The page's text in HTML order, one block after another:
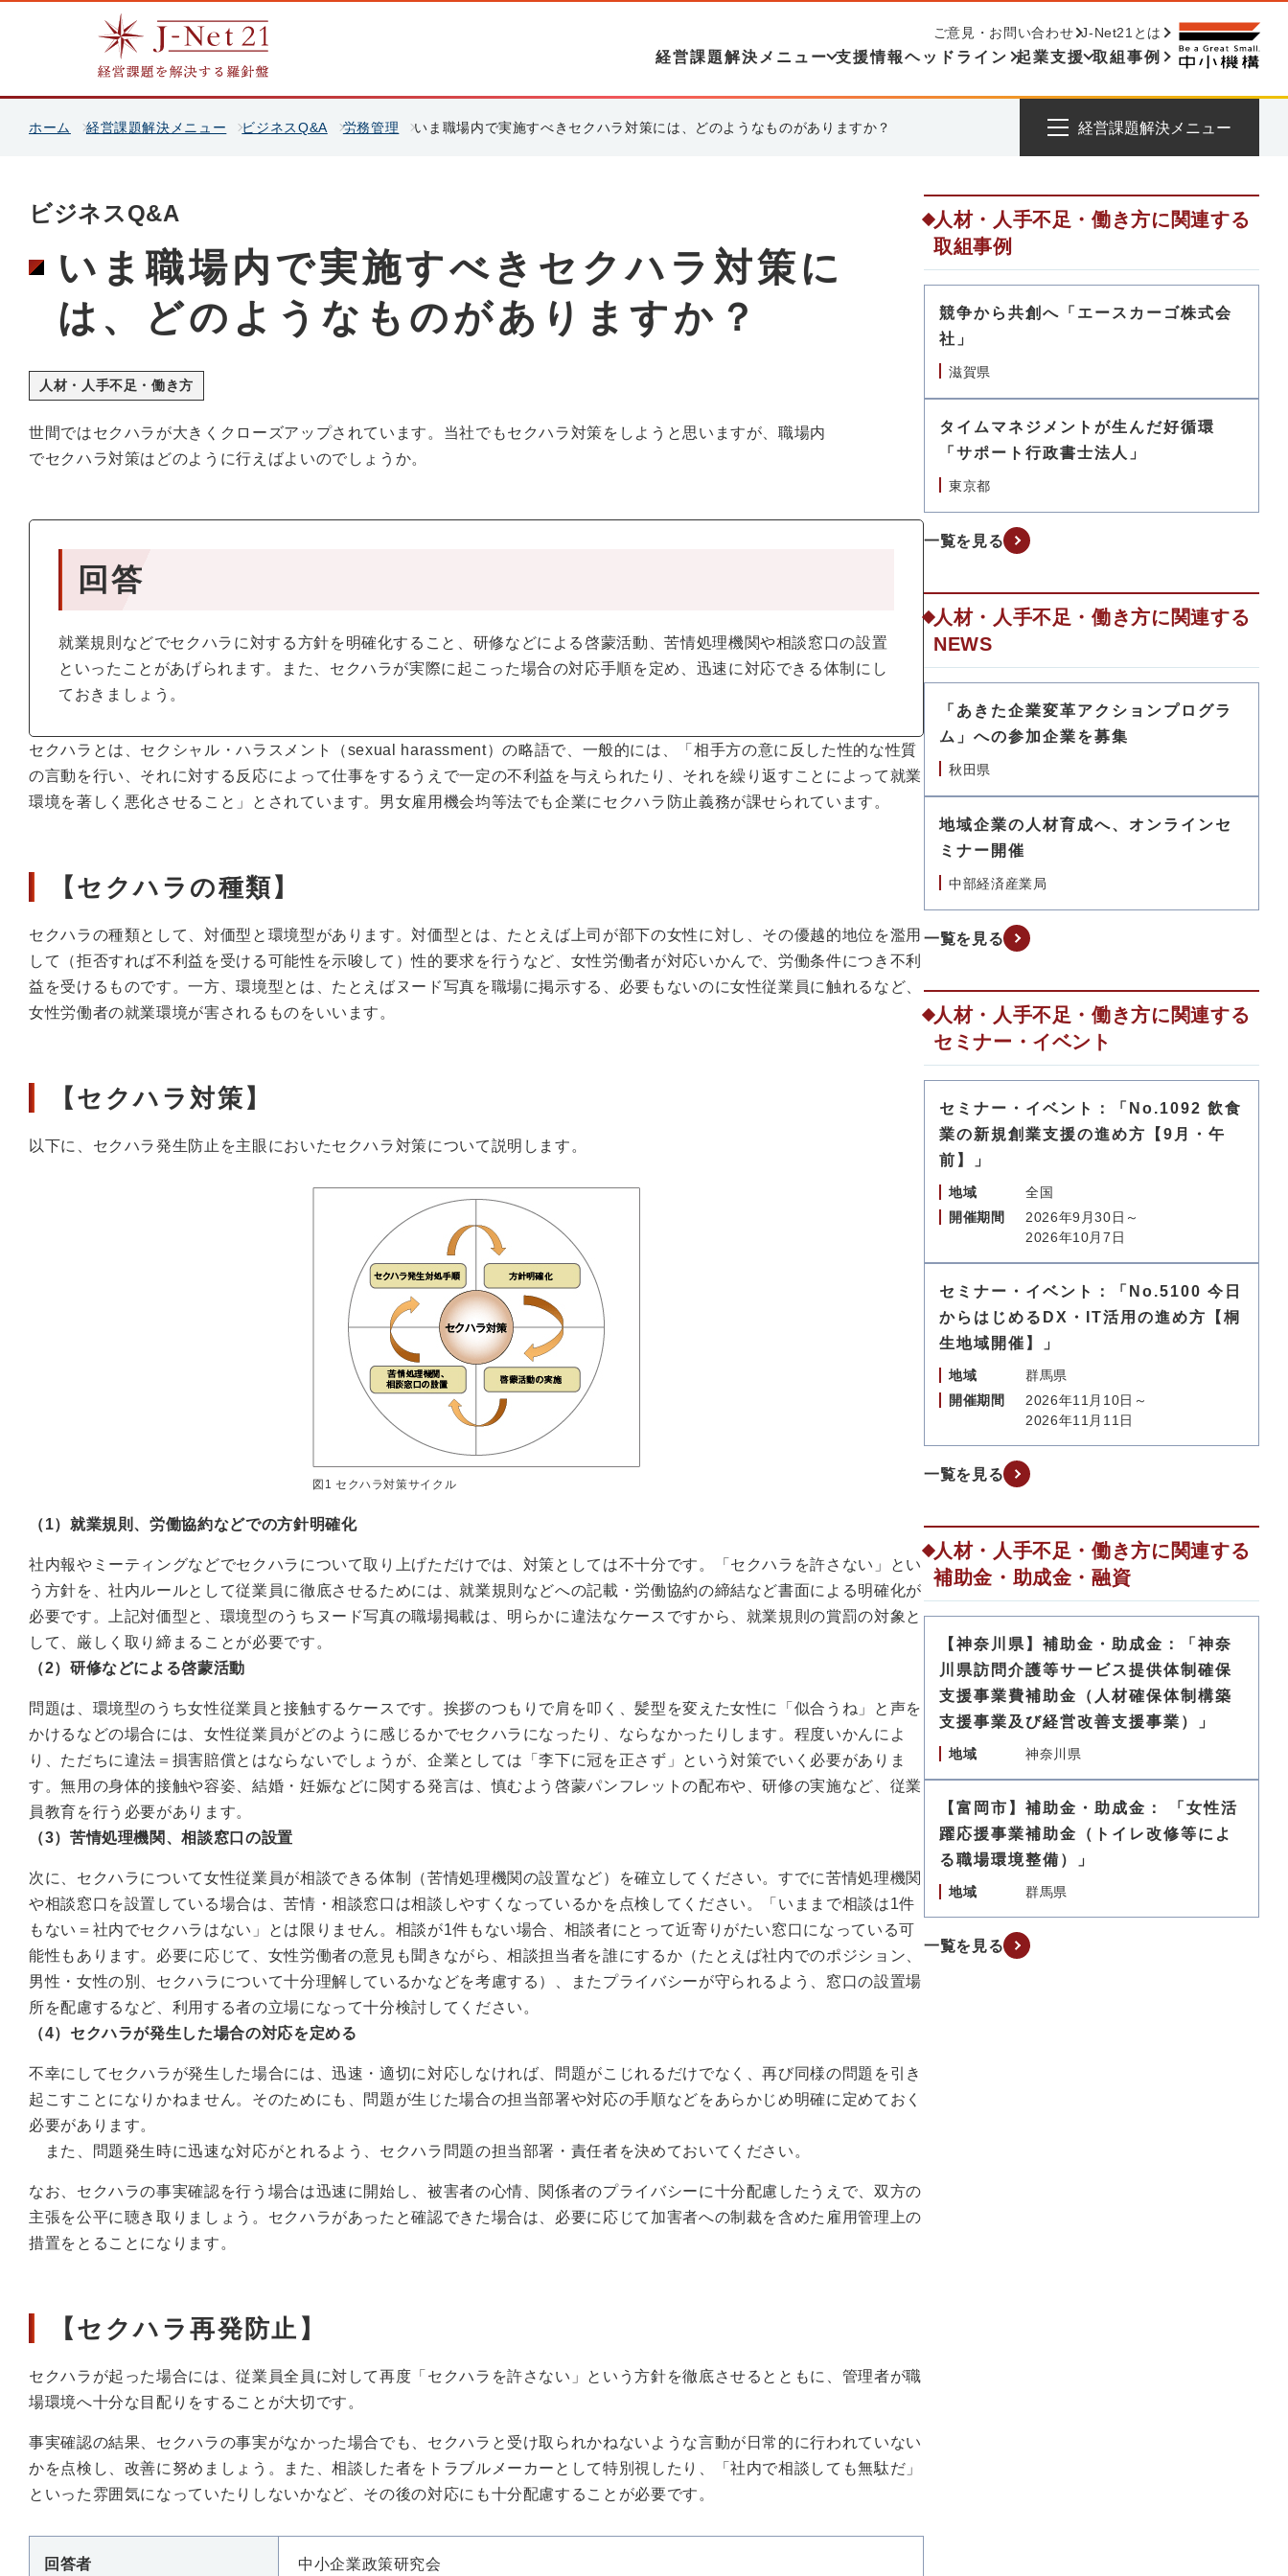
経営課題解決メニュー 支援情報ヘッドライン 起業支援 取組事例
ご意見・お問い合わせ J-Net21とは
ホーム 経営課題解決メニュー ビジネスQ&A 労務管理 いま職場内で実施すべきセクハラ対策には、どのようなものがありますか？ 経営課題解決メニュー
ビジネスQ&A
いま職場内で実施すべきセクハラ対策に
は、どのようなものがありますか？
人材・人手不足・働き方
世間ではセクハラが大きくクローズアップされています。当社でもセクハラ対策をしようと思いますが、職場内
でセクハラ対策はどのように行えばよいのでしょうか。
回答
就業規則などでセクハラに対する方針を明確化すること、研修などによる啓蒙活動、苦情処理機関や相談窓口の設置
といったことがあげられます。また、セクハラが実際に起こった場合の対応手順を定め、迅速に対応できる体制にし
ておきましょう。
セクハラとは、セクシャル・ハラスメント（sexual harassment）の略語で、一般的には、「相手方の意に反した性的な性質
の言動を行い、それに対する反応によって仕事をするうえで一定の不利益を与えられたり、それを繰り返すことによって就業
環境を著しく悪化させること」とされています。男女雇用機会均等法でも企業にセクハラ防止義務が課せられています。
【セクハラの種類】
セクハラの種類として、対価型と環境型があります。対価型とは、たとえば上司が部下の女性に対し、その優越的地位を濫用
して（拒否すれば不利益を受ける可能性を示唆して）性的要求を行うなど、女性労働者が対応いかんで、労働条件につき不利
益を受けるものです。一方、環境型とは、たとえばヌード写真を職場に掲示する、必要もないのに女性従業員に触れるなど、
女性労働者の就業環境が害されるものをいいます。
【セクハラ対策】
以下に、セクハラ発生防止を主眼においたセクハラ対策について説明します。
図1 セクハラ対策サイクル
（1）就業規則、労働協約などでの方針明確化
社内報やミーティングなどでセクハラについて取り上げただけでは、対策としては不十分です。「セクハラを許さない」とい
う方針を、社内ルールとして従業員に徹底させるためには、就業規則などへの記載・労働協約の締結など書面による明確化が
必要です。上記対価型と、環境型のうちヌード写真の職場掲載は、明らかに違法なケースですから、就業規則の賞罰の対象と
して、厳しく取り締まることが必要です。
（2）研修などによる啓蒙活動
問題は、環境型のうち女性従業員と接触するケースです。挨拶のつもりで肩を叩く、髪型を変えた女性に「似合うね」と声を
かけるなどの場合には、女性従業員がどのように感じるかでセクハラになったり、ならなかったりします。程度いかんによ
り、ただちに違法＝損害賠償とはならないでしょうが、企業としては「李下に冠を正さず」という対策でいく必要がありま
す。無用の身体的接触や容姿、結婚・妊娠などに関する発言は、慎むよう啓蒙パンフレットの配布や、研修の実施など、従業
員教育を行う必要があります。
（3）苦情処理機関、相談窓口の設置
次に、セクハラについて女性従業員が相談できる体制（苦情処理機関の設置など）を確立してください。すでに苦情処理機関
や相談窓口を設置している場合は、苦情・相談窓口は相談しやすくなっているかを点検してください。「いままで相談は1件
もない＝社内でセクハラはない」とは限りません。相談が1件もない場合、相談者にとって近寄りがたい窓口になっている可
能性もあります。必要に応じて、女性労働者の意見も聞きながら、相談担当者を誰にするか（たとえば社内でのポジション、
男性・女性の別、セクハラについて十分理解しているかなどを考慮する）、またプライバシーが守られるよう、窓口の設置場
所を配慮するなど、利用する者の立場になって十分検討してください。
（4）セクハラが発生した場合の対応を定める
不幸にしてセクハラが発生した場合には、迅速・適切に対応しなければ、問題がこじれるだけでなく、再び同様の問題を引き
起こすことになりかねません。そのためにも、問題が生じた場合の担当部署や対応の手順などをあらかじめ明確に定めておく
必要があります。
また、問題発生時に迅速な対応がとれるよう、セクハラ問題の担当部署・責任者を決めておいてください。
なお、セクハラの事実確認を行う場合は迅速に開始し、被害者の心情、関係者のプライバシーに十分配慮したうえで、双方の
主張を公平に聴き取りましょう。セクハラがあったと確認できた場合は、必要に応じて加害者への制裁を含めた雇用管理上の
措置をとることになります。
【セクハラ再発防止】
セクハラが起った場合には、従業員全員に対して再度「セクハラを許さない」という方針を徹底させるとともに、管理者が職
場環境へ十分な目配りをすることが大切です。
事実確認の結果、セクハラの事実がなかった場合でも、セクハラと受け取られかねないような言動が日常的に行われていない
かを点検し、改善に努めましょう。また、相談した者をトラブルメーカーとして特別視したり、「社内で相談しても無駄だ」
といった雰囲気になっていたりしないかなど、その後の対応にも十分配慮することが必要です。
回答者 中小企業政策研究会
人材・人手不足・働き方に関連する
取組事例
競争から共創へ「エースカーゴ株式会
社」
滋賀県
タイムマネジメントが生んだ好循環
「サポート行政書士法人」
東京都
一覧を見る
人材・人手不足・働き方に関連する
NEWS
「あきた企業変革アクションプログラ
ム」への参加企業を募集
秋田県
地域企業の人材育成へ、オンラインセ
ミナー開催
中部経済産業局
一覧を見る
人材・人手不足・働き方に関連する
セミナー・イベント
セミナー・イベント：「No.1092 飲食
業の新規創業支援の進め方【9月・午
前】」
地域
全国
開催期間
2026年9月30日～
2026年10月7日
セミナー・イベント：「No.5100 今日
からはじめるDX・IT活用の進め方【桐
生地域開催】」
地域
群馬県
開催期間
2026年11月10日～
2026年11月11日
一覧を見る
人材・人手不足・働き方に関連する
補助金・助成金・融資
【神奈川県】補助金・助成金：「神奈
川県訪問介護等サービス提供体制確保
支援事業費補助金（人材確保体制構築
支援事業及び経営改善支援事業）」
地域 神奈川県
【富岡市】補助金・助成金： 「女性活
躍応援事業補助金（トイレ改修等によ
る職場環境整備）」
地域 群馬県
一覧を見る